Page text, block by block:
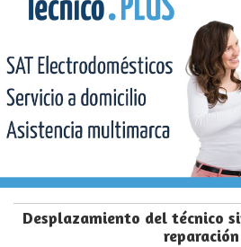
Desplazamiento del técnico
reparación